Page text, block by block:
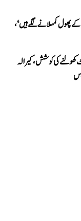
کے پھول کمہلانے لگے ہیں‘،
کھولنے کی کوشش، کیرالہ